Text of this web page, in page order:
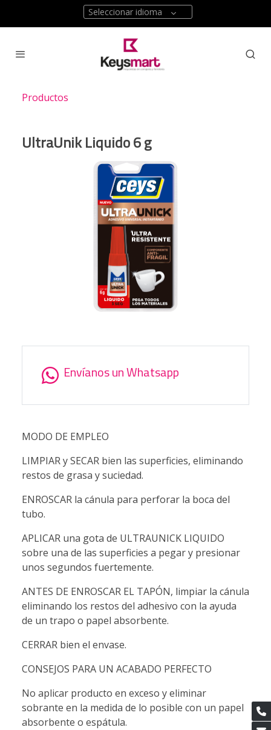
Seleccionar idioma
Productos
UltraUnik Liquido 6 g
Envíanos un Whatsapp
MODO DE EMPLEO
LIMPIAR y SECAR bien las superficies, eliminando
restos de grasa y suciedad.
ENROSCAR la cánula para perforar la boca del
tubo.
APLICAR una gota de ULTRAUNICK LIQUIDO
sobre una de las superficies a pegar y presionar
unos segundos fuertemente.
ANTES DE ENROSCAR EL TAPÓN, limpiar la cánula
eliminando los restos del adhesivo con la ayuda
de un trapo o papel absorbente.
CERRAR bien el envase.
CONSEJOS PARA UN ACABADO PERFECTO
No aplicar producto en exceso y eliminar
sobrante en la medida de lo posible con un papel
absorbente o espátula.